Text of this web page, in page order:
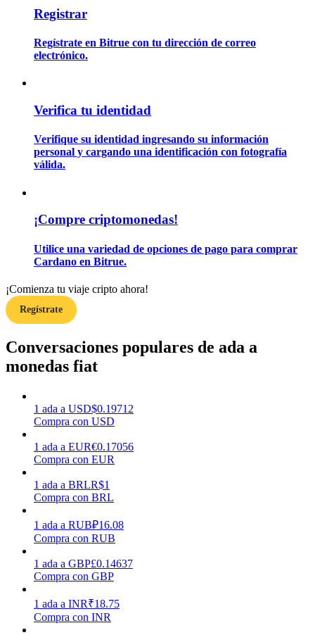
Guía
Estrategias comerciales
Power Piggy
Gana recompensas competitivas diariamente
Registrar
Regístrate en Bitrue con tu dirección de correo
electrónico.
Verifica tu identidad
Verifique su identidad ingresando su información
personal y cargando una identificación con fotografía
válida.
¡Compre criptomonedas!
Utilice una variedad de opciones de pago para comprar
Cardano en Bitrue.
¡Comienza tu viaje cripto ahora!
Regístrate
Conversaciones populares de ada a
monedas fiat
1 ada a USD$0.19712
Compra con USD
1 ada a EUR€0.17056
Compra con EUR
1 ada a BRLR$1
Compra con BRL
1 ada a RUB₽16.08
Compra con RUB
1 ada a GBP£0.14637
Compra con GBP
1 ada a INR₹18.75
Compra con INR